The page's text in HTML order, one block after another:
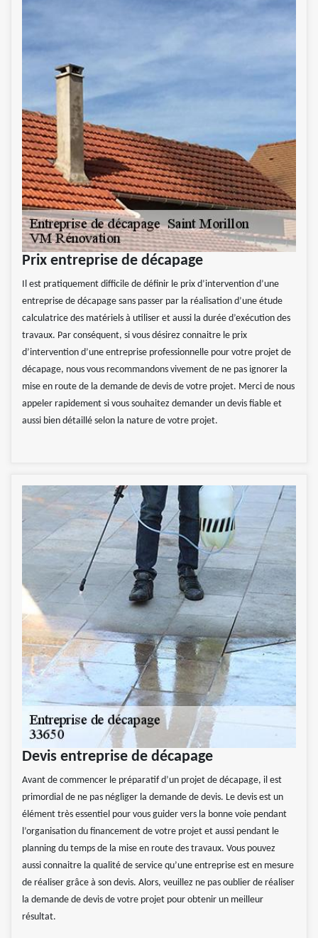
Prix entreprise de décapage
Il est pratiquement difficile de définir le prix d’intervention d’une
entreprise de décapage sans passer par la réalisation d’une étude
calculatrice des matériels à utiliser et aussi la durée d’exécution des
travaux. Par conséquent, si vous désirez connaitre le prix
d’intervention d’une entreprise professionnelle pour votre projet de
décapage, nous vous recommandons vivement de ne pas ignorer la
mise en route de la demande de devis de votre projet. Merci de nous
appeler rapidement si vous souhaitez demander un devis fiable et
aussi bien détaillé selon la nature de votre projet.
Devis entreprise de décapage
Avant de commencer le préparatif d’un projet de décapage, il est
primordial de ne pas négliger la demande de devis. Le devis est un
élément très essentiel pour vous guider vers la bonne voie pendant
l’organisation du financement de votre projet et aussi pendant le
planning du temps de la mise en route des travaux. Vous pouvez
aussi connaitre la qualité de service qu’une entreprise est en mesure
de réaliser grâce à son devis. Alors, veuillez ne pas oublier de réaliser
la demande de devis de votre projet pour obtenir un meilleur
résultat.